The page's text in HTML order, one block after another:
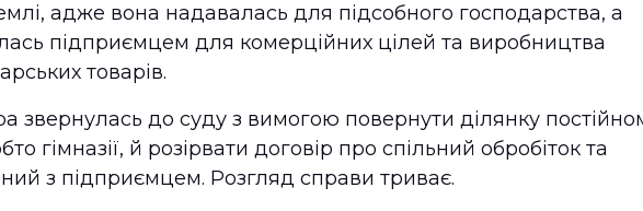
адже вона надавалась для підсобного господарства, а
підприємцем для комерційних цілей та виробництва
товарів.
звернулась до суду з вимогою повернути ділянку
гімназії, й розірвати договір про спільний обробіток та
з підприємцем. Розгляд справи триває.